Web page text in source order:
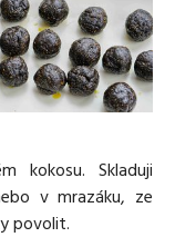
kokosu. Skladuji
v mrazáku, ze
povolit.